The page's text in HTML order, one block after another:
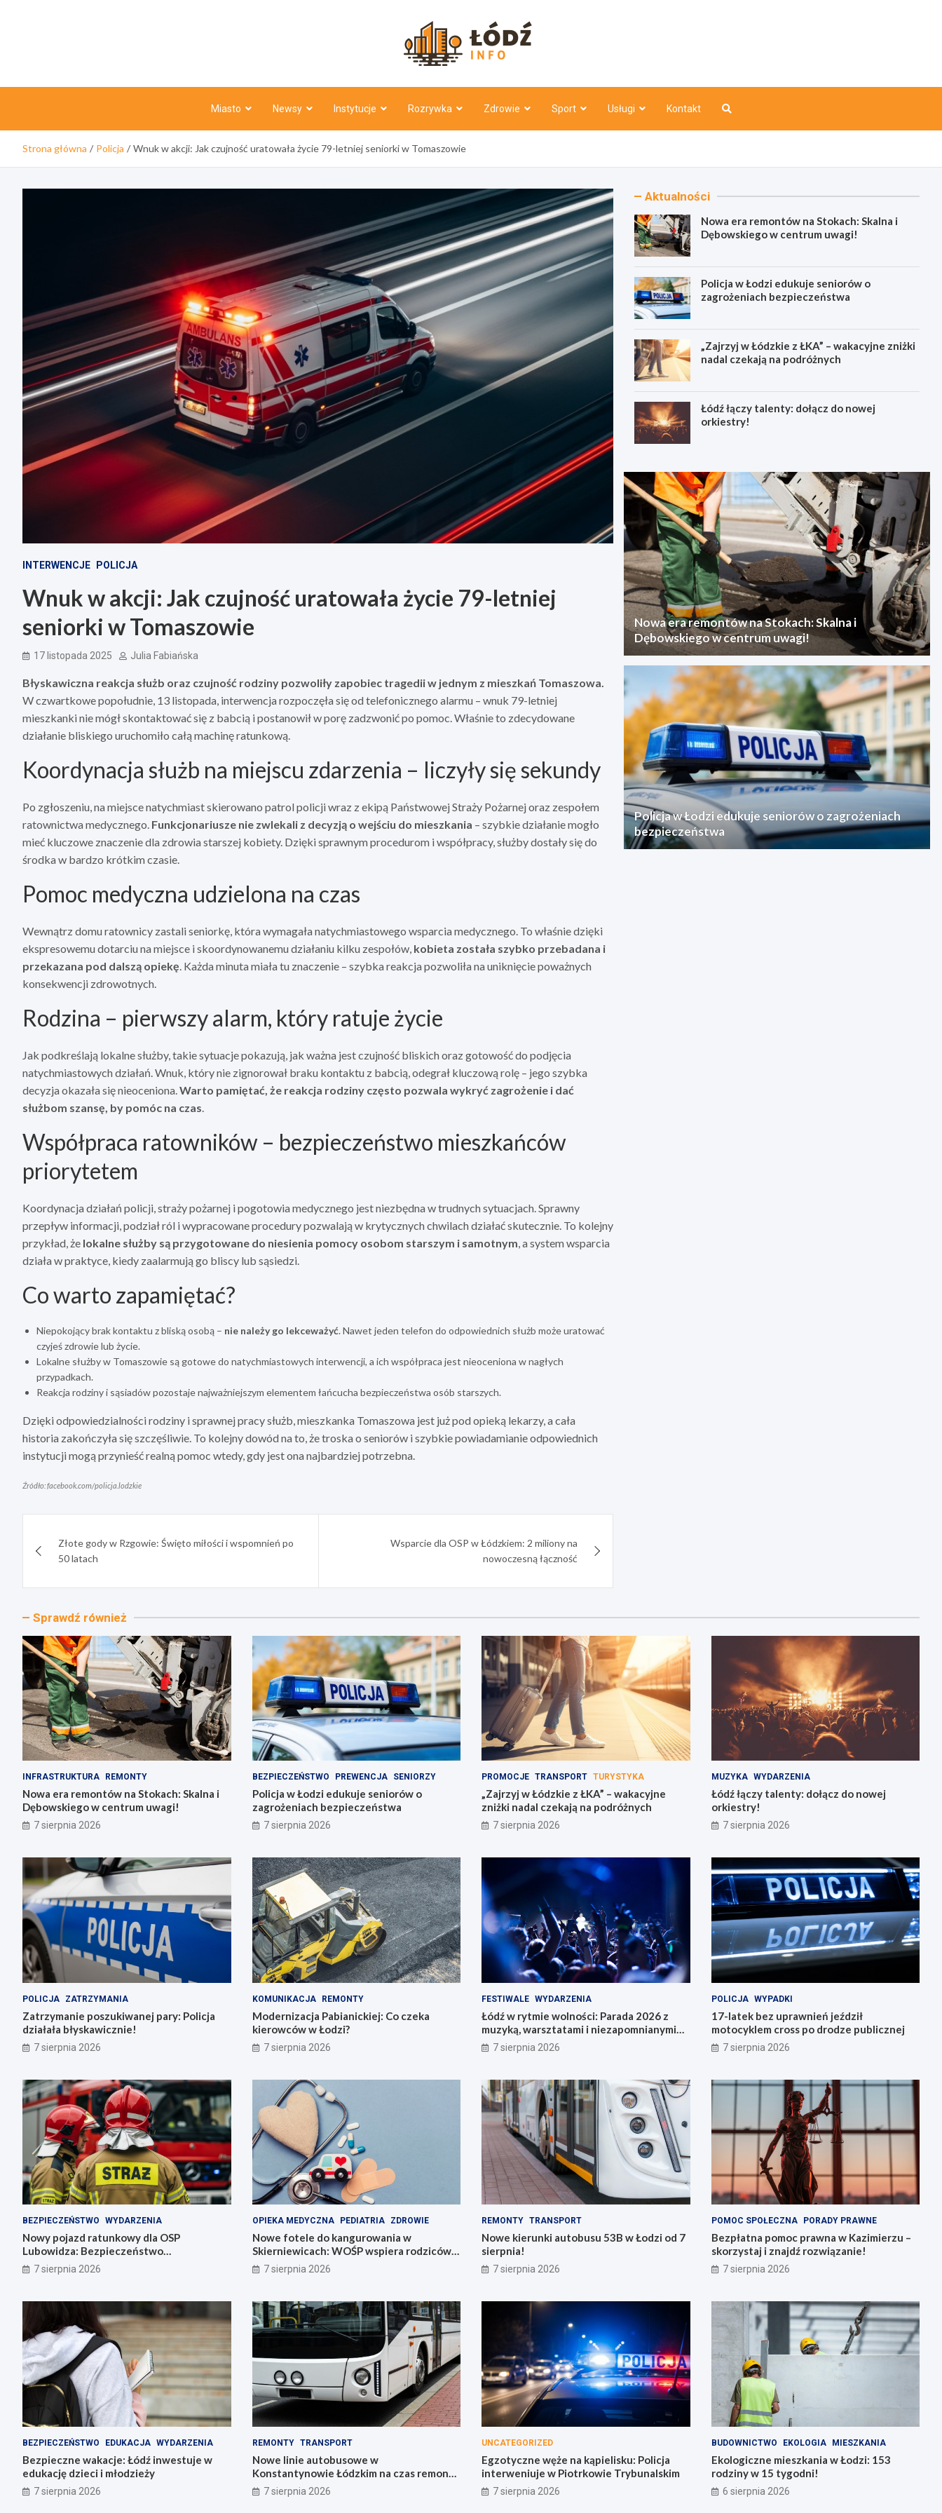
Miasto Newsy Instytucje Rozrywka Zdrowie Sport Usługi Kontakt
Strona główna Policja Wnuk w akcji: Jak czujność uratowała życie 79-letniej seniorki w Tomaszowie
INTERWENCJE POLICJA
Wnuk w akcji: Jak czujność uratowała życie 79-letniej
seniorki w Tomaszowie
17 listopada 2025 Julia Fabiańska
Błyskawiczna reakcja służb oraz czujność rodziny pozwoliły zapobiec tragedii w jednym z mieszkań Tomaszowa.
W czwartkowe popołudnie, 13 listopada, interwencja rozpoczęła się od telefonicznego alarmu – wnuk 79-letniej
mieszkanki nie mógł skontaktować się z babcią i postanowił w porę zadzwonić po pomoc. Właśnie to zdecydowane
działanie bliskiego uruchomiło całą machinę ratunkową.
Koordynacja służb na miejscu zdarzenia – liczyły się sekundy
Po zgłoszeniu, na miejsce natychmiast skierowano patrol policji wraz z ekipą Państwowej Straży Pożarnej oraz zespołem
ratownictwa medycznego. Funkcjonariusze nie zwlekali z decyzją o wejściu do mieszkania – szybkie działanie mogło
mieć kluczowe znaczenie dla zdrowia starszej kobiety. Dzięki sprawnym procedurom i współpracy, służby dostały się do
środka w bardzo krótkim czasie.
Pomoc medyczna udzielona na czas
Wewnątrz domu ratownicy zastali seniorkę, która wymagała natychmiastowego wsparcia medycznego. To właśnie dzięki
ekspresowemu dotarciu na miejsce i skoordynowanemu działaniu kilku zespołów, kobieta została szybko przebadana i
przekazana pod dalszą opiekę. Każda minuta miała tu znaczenie – szybka reakcja pozwoliła na uniknięcie poważnych
konsekwencji zdrowotnych.
Rodzina – pierwszy alarm, który ratuje życie
Jak podkreślają lokalne służby, takie sytuacje pokazują, jak ważna jest czujność bliskich oraz gotowość do podjęcia
natychmiastowych działań. Wnuk, który nie zignorował braku kontaktu z babcią, odegrał kluczową rolę – jego szybka
decyzja okazała się nieoceniona.Warto pamiętać, że reakcja rodziny często pozwala wykryć zagrożenie i dać
służbom szansę, by pomóc na czas.
Współpraca ratowników – bezpieczeństwo mieszkańców
priorytetem
Koordynacja działań policji, straży pożarnej i pogotowia medycznego jest niezbędna w trudnych sytuacjach. Sprawny
przepływ informacji, podział ról i wypracowane procedury pozwalają w krytycznych chwilach działać skutecznie. To kolejny
przykład, że lokalne służby są przygotowane do niesienia pomocy osobom starszym i samotnym, a system wsparcia
działa w praktyce, kiedy zaalarmują go bliscy lub sąsiedzi.
Co warto zapamiętać?
Niepokojący brak kontaktu z bliską osobą – nie należy go lekceważyć. Nawet jeden telefon do odpowiednich służb może uratować
czyjeś zdrowie lub życie.
Lokalne służby w Tomaszowie są gotowe do natychmiastowych interwencji, a ich współpraca jest nieoceniona w nagłych
przypadkach.
Reakcja rodziny i sąsiadów pozostaje najważniejszym elementem łańcucha bezpieczeństwa osób starszych.
Dzięki odpowiedzialności rodziny i sprawnej pracy służb, mieszkanka Tomaszowa jest już pod opieką lekarzy, a cała
historia zakończyła się szczęśliwie. To kolejny dowód na to, że troska o seniorów i szybkie powiadamianie odpowiednich
instytucji mogą przynieść realną pomoc wtedy, gdy jest ona najbardziej potrzebna.
Źródło: facebook.com/policja.lodzkie
wpisuZłote gody w Rzgowie: Święto miłości i wspomnień po
50 latach
Wsparcie dla OSP w Łódzkiem: 2 miliony na
nowoczesną łączność
Aktualności
Nowa era remontów na Stokach: Skalna i
Dębowskiego w centrum uwagi!
Policja w Łodzi edukuje seniorów o
zagrożeniach bezpieczeństwa
„Zajrzyj w Łódzkie z ŁKA” – wakacyjne zniżki
nadal czekają na podróżnych
Łódź łączy talenty: dołącz do nowej
orkiestry!
Nowa era remontów na Stokach: Skalna i
Dębowskiego w centrum uwagi!
Policja w Łodzi edukuje seniorów o zagrożeniach
bezpieczeństwa
Sprawdź również
INFRASTRUKTURA REMONTY
Nowa era remontów na Stokach: Skalna i
Dębowskiego w centrum uwagi!
7 sierpnia 2026
BEZPIECZEŃSTWO PREWENCJA SENIORZY
Policja w Łodzi edukuje seniorów o
zagrożeniach bezpieczeństwa
7 sierpnia 2026
PROMOCJE TRANSPORT TURYSTYKA
„Zajrzyj w Łódzkie z ŁKA” – wakacyjne
zniżki nadal czekają na podróżnych
7 sierpnia 2026
MUZYKA WYDARZENIA
Łódź łączy talenty: dołącz do nowej
orkiestry!
7 sierpnia 2026
POLICJA ZATRZYMANIA
Zatrzymanie poszukiwanej pary: Policja
działała błyskawicznie!
7 sierpnia 2026
KOMUNIKACJA REMONTY
Modernizacja Pabianickiej: Co czeka
kierowców w Łodzi?
7 sierpnia 2026
FESTIWALE WYDARZENIA
Łódź w rytmie wolności: Parada 2026 z
muzyką, warsztatami i niezapomnianymi
przeżyciami!
7 sierpnia 2026
POLICJA WYPADKI
17-latek bez uprawnień jeździł
motocyklem cross po drodze publicznej
7 sierpnia 2026
BEZPIECZEŃSTWO WYDARZENIA
Nowy pojazd ratunkowy dla OSP
Lubowidza: Bezpieczeństwo
mieszkańców na wyższym poziomie
7 sierpnia 2026
OPIEKA MEDYCZNA PEDIATRIA ZDROWIE
Nowe fotele do kangurowania w
Skierniewicach: WOŚP wspiera rodziców i
noworodki
7 sierpnia 2026
REMONTY TRANSPORT
Nowe kierunki autobusu 53B w Łodzi od 7
sierpnia!
7 sierpnia 2026
POMOC SPOŁECZNA PORADY PRAWNE
Bezpłatna pomoc prawna w Kazimierzu –
skorzystaj i znajdź rozwiązanie!
7 sierpnia 2026
BEZPIECZEŃSTWO EDUKACJA WYDARZENIA
Bezpieczne wakacje: Łódź inwestuje w
edukację dzieci i młodzieży
7 sierpnia 2026
REMONTY TRANSPORT
Nowe linie autobusowe w
Konstantynowie Łódzkim na czas remontu
pl. Wolności
7 sierpnia 2026
UNCATEGORIZED
Egzotyczne węże na kąpielisku: Policja
interweniuje w Piotrkowie Trybunalskim
7 sierpnia 2026
BUDOWNICTWO EKOLOGIA MIESZKANIA
Ekologiczne mieszkania w Łodzi: 153
rodziny w 15 tygodni!
6 sierpnia 2026